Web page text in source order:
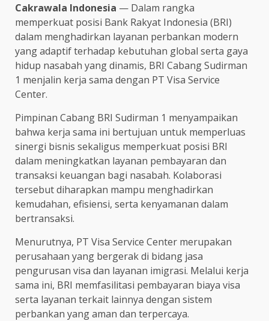
Cakrawala Indonesia — Dalam rangka
memperkuat posisi Bank Rakyat Indonesia (BRI)
dalam menghadirkan layanan perbankan modern
yang adaptif terhadap kebutuhan global serta gaya
hidup nasabah yang dinamis, BRI Cabang Sudirman
1 menjalin kerja sama dengan PT Visa Service
Center.
Pimpinan Cabang BRI Sudirman 1 menyampaikan
bahwa kerja sama ini bertujuan untuk memperluas
sinergi bisnis sekaligus memperkuat posisi BRI
dalam meningkatkan layanan pembayaran dan
transaksi keuangan bagi nasabah. Kolaborasi
tersebut diharapkan mampu menghadirkan
kemudahan, efisiensi, serta kenyamanan dalam
bertransaksi.
Menurutnya, PT Visa Service Center merupakan
perusahaan yang bergerak di bidang jasa
pengurusan visa dan layanan imigrasi. Melalui kerja
sama ini, BRI memfasilitasi pembayaran biaya visa
serta layanan terkait lainnya dengan sistem
perbankan yang aman dan terpercaya.